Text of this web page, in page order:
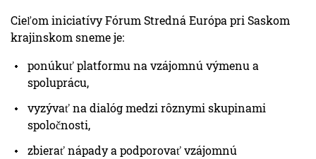
Cieľom iniciatívy Fórum Stredná Európa pri Saskom
krajinskom sneme je:
ponúkuť platformu na vzájomnú výmenu a
spoluprácu,
vyzývať na dialóg medzi rôznymi skupinami
spoločnosti,
zbierať nápady a podporovať vzájomnú